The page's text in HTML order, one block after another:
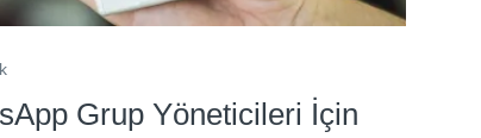
Grup Yöneticileri İçin